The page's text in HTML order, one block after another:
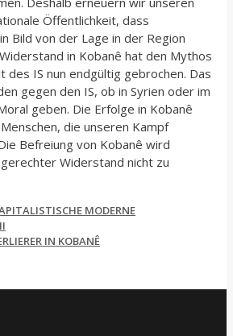
Öffentlichkeit, dass
Bild von der Lage in der Region
in Kobanê hat den Mythos
des IS nun endgültig gebrochen. Das
gegen den IS, ob in Syrien oder im
geben. Die Erfolge in Kobanê
die unseren Kampf
Befreiung von Kobanê wird
Widerstand nicht zu
MODERNE
IN KOBANÊ